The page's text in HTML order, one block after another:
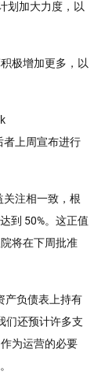
划加大力度，以
极增加更多，以
者上周宣布进行
注相一致，根
到 50%。这正值
将在下周批准
产负债表上持有
们还预计许多支
为运营的必要